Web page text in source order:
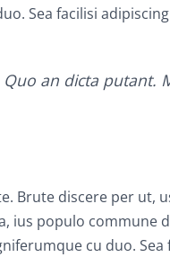
Sea facilisi
an dicta putant.
Brute discere per ut,
ius populo commune
cu duo. Sea